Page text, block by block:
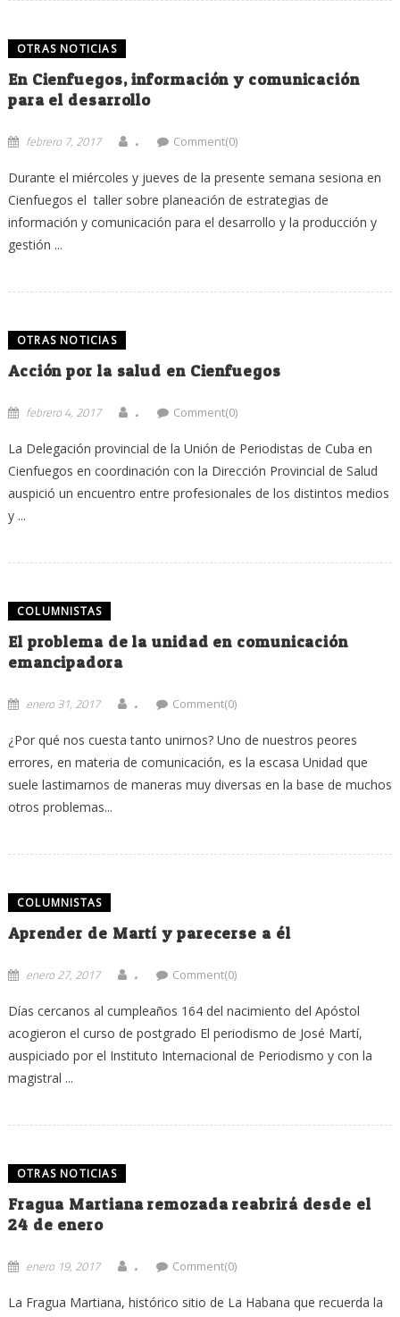
OTRAS NOTICIAS
En Cienfuegos, información y comunicación
para el desarrollo
febrero 7, 2017 . Comment(0)
Durante el miércoles y jueves de la presente semana sesiona en
Cienfuegos el taller sobre planeación de estrategias de
información y comunicación para el desarrollo y la producción y
gestión ...
OTRAS NOTICIAS
Acción por la salud en Cienfuegos
febrero 4, 2017 . Comment(0)
La Delegación provincial de la Unión de Periodistas de Cuba en
Cienfuegos en coordinación con la Dirección Provincial de Salud
auspició un encuentro entre profesionales de los distintos medios
y ...
COLUMNISTAS
El problema de la unidad en comunicación
emancipadora
enero 31, 2017 . Comment(0)
¿Por qué nos cuesta tanto unirnos? Uno de nuestros peores
errores, en materia de comunicación, es la escasa Unidad que
suele lastimarnos de maneras muy diversas en la base de muchos
otros problemas...
COLUMNISTAS
Aprender de Martí y parecerse a él
enero 27, 2017 . Comment(0)
Días cercanos al cumpleaños 164 del nacimiento del Apóstol
acogieron el curso de postgrado El periodismo de José Martí,
auspiciado por el Instituto Internacional de Periodismo y con la
magistral ...
OTRAS NOTICIAS
Fragua Martiana remozada reabrirá desde el
24 de enero
enero 19, 2017 . Comment(0)
La Fragua Martiana, histórico sitio de La Habana que recuerda la